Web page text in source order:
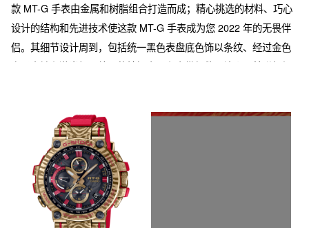
款 MT-G 手表由金属和树脂组合打造而成；精心挑选的材料、巧心
设计的结构和先进技术使这款 MT-G 手表成为您 2022 年的无畏伴
侣。其细节设计周到，包括统一黑色表盘底色饰以条纹、经过金色
离子电镀和激光加工处理的精钢表圈和表带组件，让人不禁联想起
金虎相媲美。